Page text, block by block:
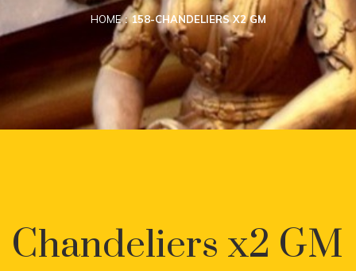
HOME 158-CHANDELIERS X2 GM
Chandeliers x2 GM